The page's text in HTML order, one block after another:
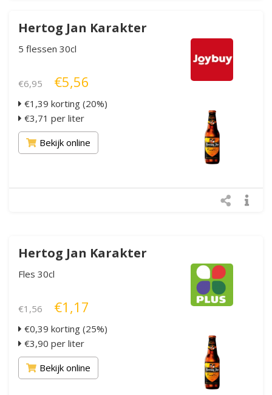
Hertog Jan Karakter
5 flessen 30cl
€6,95 €5,56
€1,39 korting (20%)
€3,71 per liter
Bekijk online
Hertog Jan Karakter
Fles 30cl
€1,56 €1,17
€0,39 korting (25%)
€3,90 per liter
Bekijk online